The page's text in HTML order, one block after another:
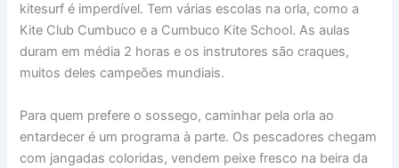
kitesurf é imperdível. Tem várias escolas na orla, como a
Kite Club Cumbuco e a Cumbuco Kite School. As aulas
duram em média 2 horas e os instrutores são craques,
muitos deles campeões mundiais.
Para quem prefere o sossego, caminhar pela orla ao
entardecer é um programa à parte. Os pescadores chegam
com jangadas coloridas, vendem peixe fresco na beira da